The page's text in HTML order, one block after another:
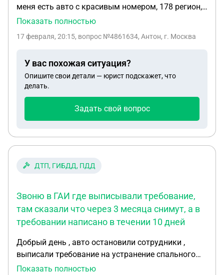
меня есть авто с красивым номером, 178 регион,
спб. я зарегистрирован в лен. области, 47 регион.
перерегистрацию авто в моем регионе, то номер
нужно регистрировать на нового собственника в
том же регионе, который указан в номере и ПТС.
насколько эта информация верна? могу я
человека, не имеющего ВУ и продолжить ездить
неоплаченные налоги и ограничение на
отдельно на уплату транспортного налога? как
Показать полностью
17 февраля, 20:15, вопрос №4861634, Антон, г. Москва
У вас похожая ситуация?
Опишите свои детали — юрист подскажет, что
делать.
Задать свой вопрос
ДТП, ГИБДД, ПДД
Звоню в ГАИ где выписывали требование,
там сказали что через 3 месяца снимут, а в
требовании написано в течении 10 дней
Добрый день , авто остановили сотрудники ,
выписали требование на устранение спального
дивана в газель. Выписали постановление.
Показать полностью